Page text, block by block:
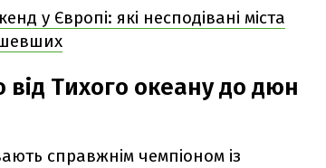
у Європі: які несподівані міста
від Тихого океану до дюн
справжнім чемпіоном із